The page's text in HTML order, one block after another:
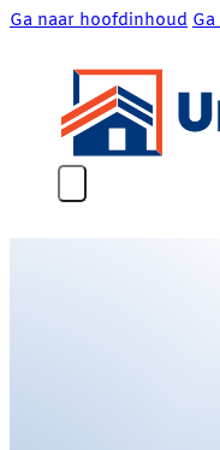
Ga naar hoofdinhoud